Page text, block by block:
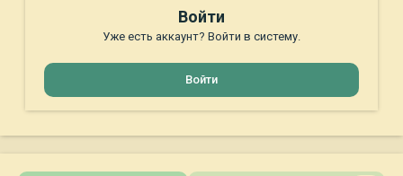
Войти
Уже есть аккаунт? Войти в систему.
Войти